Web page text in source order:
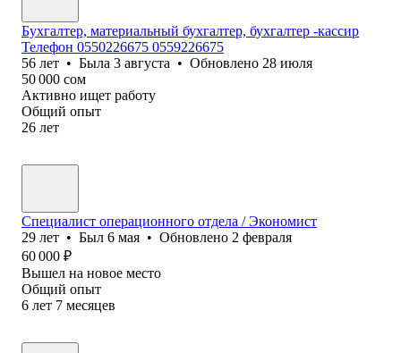
Бухгалтер, материальный бухгалтер, бухгалтер -кассир
Телефон 0550226675 0559226675
56 лет • Была 3 августа • Обновлено 28 июля
50 000 сом
Активно ищет работу
Общий опыт
26 лет
Специалист операционного отдела / Экономист
29 лет • Был 6 мая • Обновлено 2 февраля
60 000 ₽
Вышел на новое место
Общий опыт
6 лет 7 месяцев